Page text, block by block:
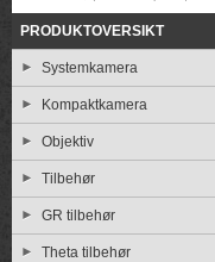
PRODUKTOVERSIKT
Systemkamera
Kompaktkamera
Objektiv
Tilbehør
GR tilbehør
Theta tilbehør